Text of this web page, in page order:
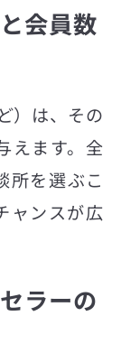
会員数
）は、その
えます。全
所を選ぶこ
ャンスが広
ラーの